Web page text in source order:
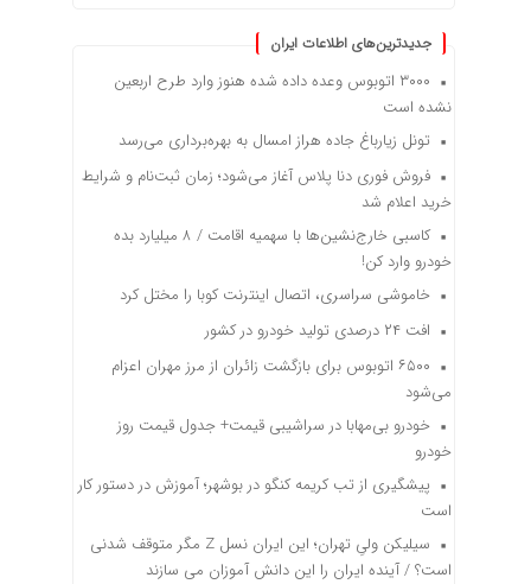
جدیدترین‌های اطلاعات ایران
۳۰۰۰ اتوبوس وعده داده شده هنوز وارد طرح اربعین
نشده است
تونل زیارباغ جاده هراز امسال به بهره‌برداری می‌رسد
فروش فوری دنا پلاس آغاز می‌شود؛ زمان ثبت‌نام و شرایط
خرید اعلام شد
کاسبی خارج‌نشین‌ها با سهمیه اقامت / ۸ میلیارد بده
خودرو وارد کن!
خاموشی سراسری، اتصال اینترنت کوبا را مختل کرد
افت ۲۴ درصدی تولید خودرو در کشور
۶۵۰۰ اتوبوس برای بازگشت زائران از مرز مهران اعزام
می‌شود
خودرو بی‌مهابا در سراشیبی قیمت+ جدول قیمت روز
خودرو
پیشگیری از تب کریمه کنگو در بوشهر؛ آموزش در دستور کار
است
سیلیکن ولیِ تهران؛ این ایران نسل Z مگر متوقف شدنی
است؟ / آینده ایران را این دانش آموزان می سازند